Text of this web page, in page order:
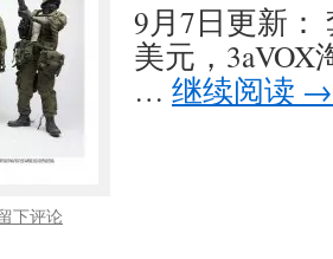
9月7日更新：
美元，3aVOX
… 继续阅读 →
下评论